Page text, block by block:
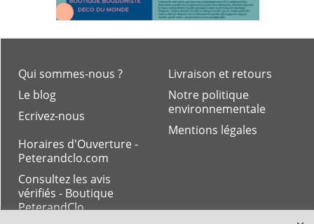
Livraison et retours
Notre politique
environnementale
Mentions légales
Qui sommes-nous ?
Le blog
Ecrivez-nous
Horaires d'Ouverture -
Peterandclo.com
Consultez les avis
vérifiés - Boutique
PeterandClo